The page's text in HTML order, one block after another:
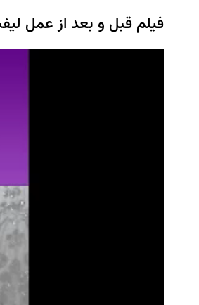
فیلم قبل و بعد از عمل